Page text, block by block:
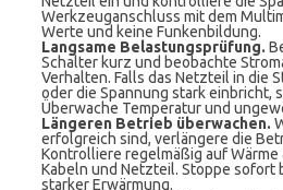
Werkzeuganschluss mit dem
Werte und keine Funkenbildung.
Langsame Belastungsprüfung.
Schalter kurz und beobachte
Verhalten. Falls das Netzteil in die
oder die Spannung stark einbricht,
Überwache Temperatur und
Längeren Betrieb überwachen.
erfolgreich sind, verlängere die
Kontrolliere regelmäßig auf Wärme
Kabeln und Netzteil. Stoppe sofort
starker Erwärmung.